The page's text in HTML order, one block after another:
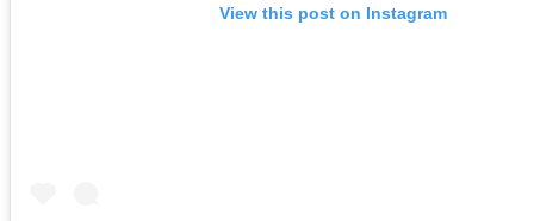
View this post on Instagram